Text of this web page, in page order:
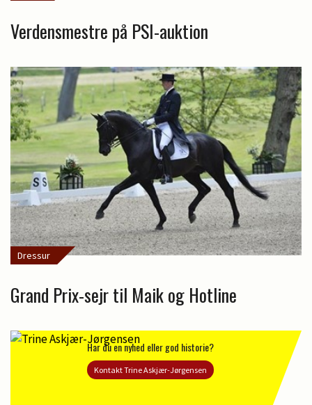
Verdensmestre på PSI-auktion
Dressur
Grand Prix-sejr til Maik og Hotline
Har du en nyhed eller god historie?
Kontakt Trine Askjær-Jørgensen